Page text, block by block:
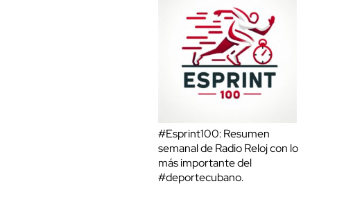
#Esprint100: Resumen
semanal de Radio Reloj con lo
más importante del
#deportecubano.